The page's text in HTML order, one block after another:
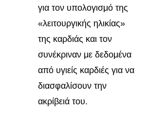
για τον υπολογισμό της
«λειτουργικής ηλικίας»
της καρδιάς και τον
συνέκριναν με δεδομένα
από υγιείς καρδιές για να
διασφαλίσουν την
ακρίβειά του.